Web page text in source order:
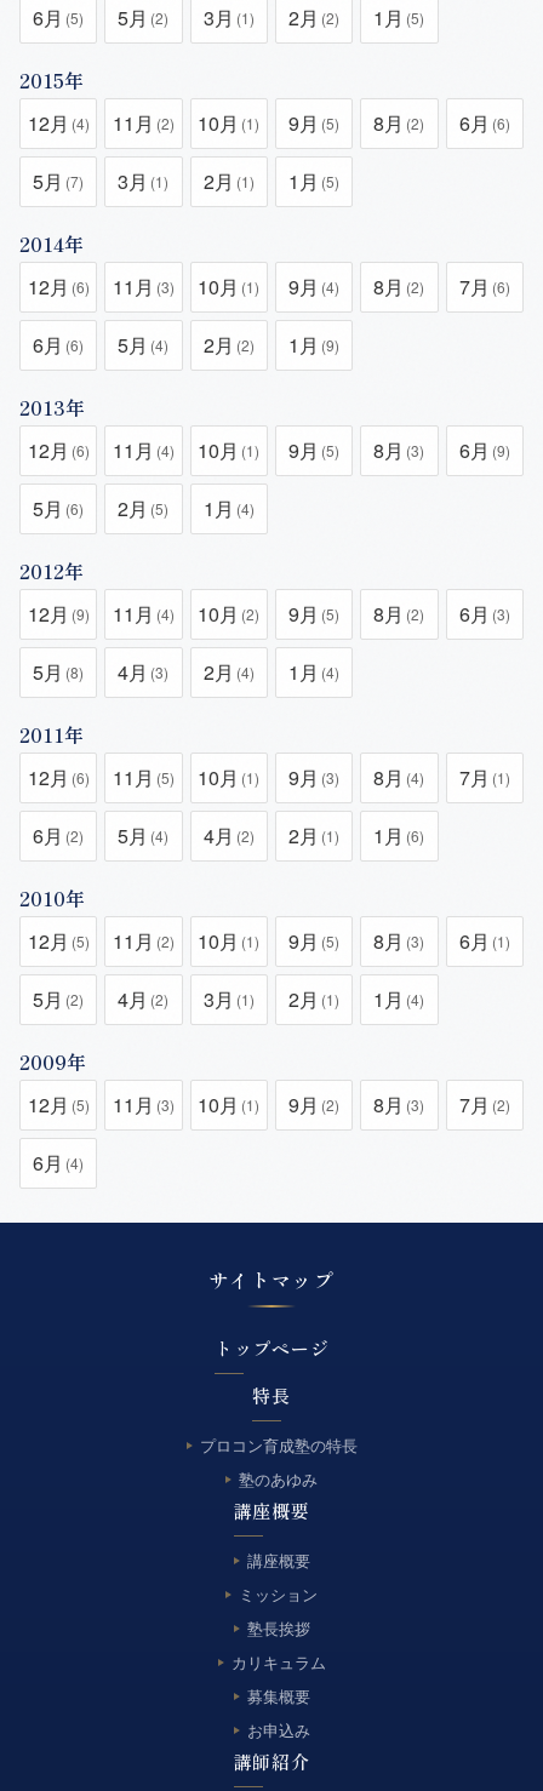
6月 (5) 5月 (2) 3月 (1) 2月 (2) 1月 (5)
2015年
12月 (4) 11月 (2) 10月 (1) 9月 (5) 8月 (2) 6月 (6)
5月 (7) 3月 (1) 2月 (1) 1月 (5)
2014年
12月 (6) 11月 (3) 10月 (1) 9月 (4) 8月 (2) 7月 (6)
6月 (6) 5月 (4) 2月 (2) 1月 (9)
2013年
12月 (6) 11月 (4) 10月 (1) 9月 (5) 8月 (3) 6月 (9)
5月 (6) 2月 (5) 1月 (4)
2012年
12月 (9) 11月 (4) 10月 (2) 9月 (5) 8月 (2) 6月 (3)
5月 (8) 4月 (3) 2月 (4) 1月 (4)
2011年
12月 (6) 11月 (5) 10月 (1) 9月 (3) 8月 (4) 7月 (1)
6月 (2) 5月 (4) 4月 (2) 2月 (1) 1月 (6)
2010年
12月 (5) 11月 (2) 10月 (1) 9月 (5) 8月 (3) 6月 (1)
5月 (2) 4月 (2) 3月 (1) 2月 (1) 1月 (4)
2009年
12月 (5) 11月 (3) 10月 (1) 9月 (2) 8月 (3) 7月 (2)
6月 (4)
サイトマップ
トップページ
特長
プロコン育成塾の特長
塾のあゆみ
講座概要
講座概要
ミッション
塾長挨拶
カリキュラム
募集概要
お申込み
講師紹介